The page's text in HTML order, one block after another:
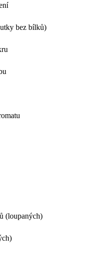
bez bílků)
(loupaných)